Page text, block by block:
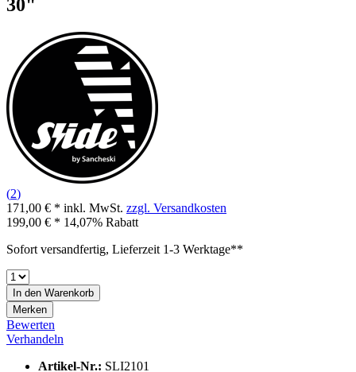
30"
(2)
171,00 € * inkl. MwSt. zzgl. Versandkosten
199,00 € * 14,07% Rabatt
Sofort versandfertig, Lieferzeit 1-3 Werktage**
In den Warenkorb
Merken
Bewerten
Verhandeln
Artikel-Nr.: SLI2101